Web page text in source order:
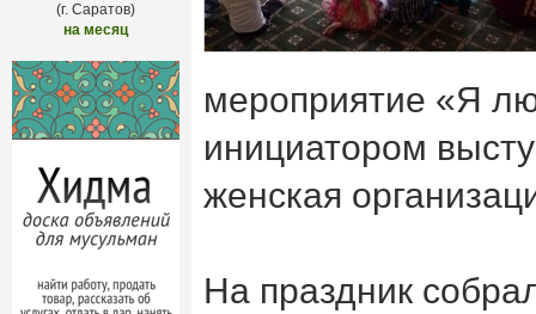
(г. Саратов)
на месяц
мероприятие «Я
инициатором
женская
На праздник